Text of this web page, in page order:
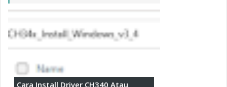
Cara Install Driver CH340 Atau